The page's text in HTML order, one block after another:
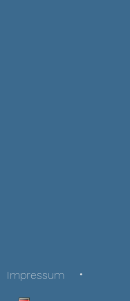
Impressum